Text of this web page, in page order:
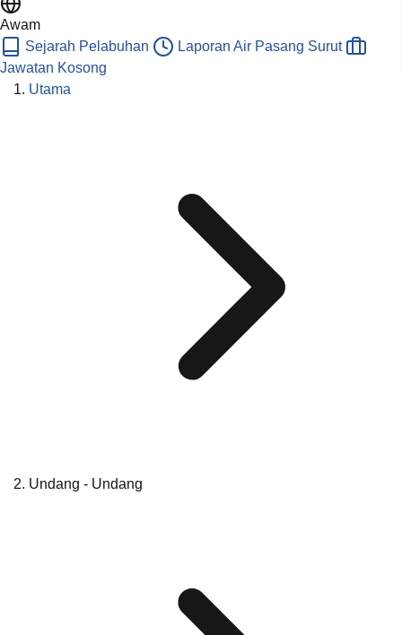
Awam
Sejarah Pelabuhan
Laporan Air Pasang Surut
Jawatan Kosong
Utama
Undang - Undang